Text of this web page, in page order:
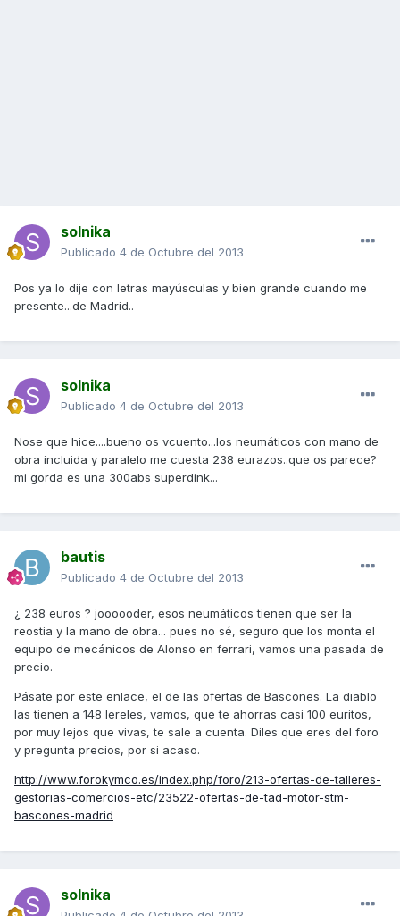
solnika
Publicado 4 de Octubre del 2013
Pos ya lo dije con letras mayúsculas y bien grande cuando me
presente...de Madrid..
solnika
Publicado 4 de Octubre del 2013
Nose que hice....bueno os vcuento...los neumáticos con mano de
obra incluida y paralelo me cuesta 238 eurazos..que os parece?
mi gorda es una 300abs superdink...
bautis
Publicado 4 de Octubre del 2013
¿ 238 euros ? joooooder, esos neumáticos tienen que ser la
reostia y la mano de obra... pues no sé, seguro que los monta el
equipo de mecánicos de Alonso en ferrari, vamos una pasada de
precio.
Pásate por este enlace, el de las ofertas de Bascones. La diablo
las tienen a 148 lereles, vamos, que te ahorras casi 100 euritos,
por muy lejos que vivas, te sale a cuenta. Diles que eres del foro
y pregunta precios, por si acaso.
http://www.forokymco.es/index.php/foro/213-ofertas-de-talleres-
gestorias-comercios-etc/23522-ofertas-de-tad-motor-stm-
bascones-madrid
solnika